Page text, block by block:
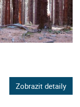
Zobrazit detaily